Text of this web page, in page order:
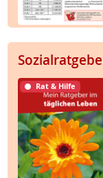
Rat & Hilfe